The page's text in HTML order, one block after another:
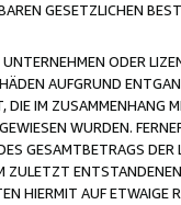
GESETZLICHEN
ODER
AUFGRUND
DIE IM ZUSAMMENHANG
WURDEN.
GESAMTBETRAGS
ZULETZT
HIERMIT AUF